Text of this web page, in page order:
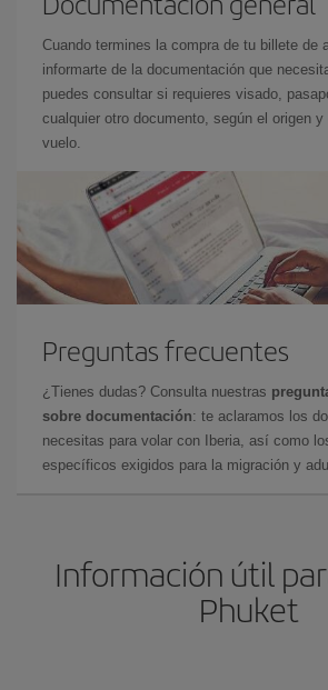
Cuando termines la compra de tu billete de
informarte de la documentación que
puedes consultar si requieres visado,
cualquier otro documento, según el origen
vuelo.
Preguntas frecuentes
¿Tienes dudas? Consulta nuestras
sobre documentación: te aclaramos los
necesitas para volar con Iberia, así como
específicos exigidos para la migración y
Información útil
Phuket